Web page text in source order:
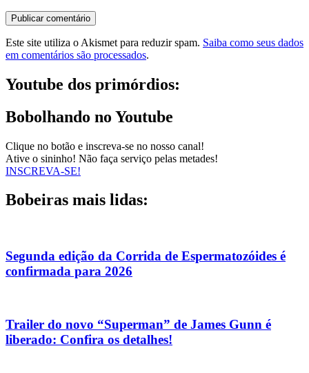
Este site utiliza o Akismet para reduzir spam. Saiba como seus dados
em comentários são processados.
Youtube dos primórdios:
Bobolhando no Youtube
Clique no botão e inscreva-se no nosso canal!
Ative o sininho! Não faça serviço pelas metades!
INSCREVA-SE!
Bobeiras mais lidas:
Segunda edição da Corrida de Espermatozóides é
confirmada para 2026
Trailer do novo “Superman” de James Gunn é
liberado: Confira os detalhes!